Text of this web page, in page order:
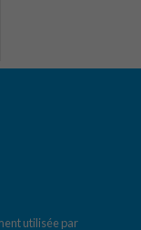
utilisée par